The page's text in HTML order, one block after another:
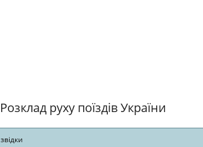
Розклад руху поїздів України
звідки